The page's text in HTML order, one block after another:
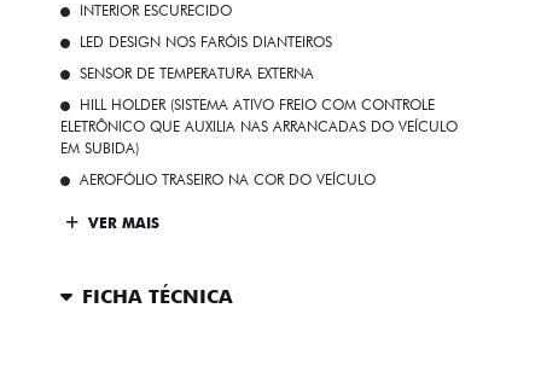
INTERIOR ESCURECIDO
LED DESIGN NOS FARÓIS DIANTEIROS
SENSOR DE TEMPERATURA EXTERNA
HILL HOLDER (SISTEMA ATIVO FREIO COM CONTROLE
ELETRÔNICO QUE AUXILIA NAS ARRANCADAS DO VEÍCULO
EM SUBIDA)
AEROFÓLIO TRASEIRO NA COR DO VEÍCULO
VER MAIS
FICHA TÉCNICA